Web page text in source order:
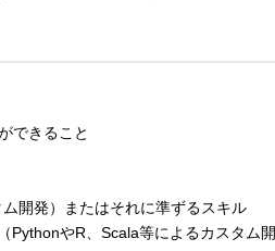
できること
開発）またはそれに準ずるスキル
PythonやR、Scala等によるカスタム開